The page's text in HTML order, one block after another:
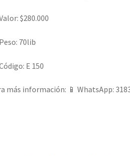
$280.000
70lib
E 150
más información: 📱 WhatsApp: